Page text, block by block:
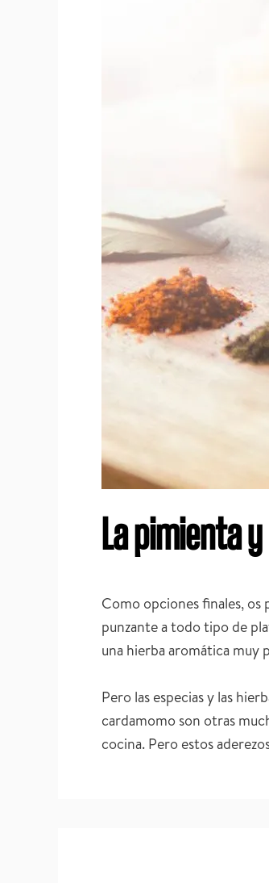
La pimienta
Como opciones finales, os
punzante a todo tipo de
una hierba aromática muy
Pero las especias y las
cardamomo son otras
cocina. Pero estos